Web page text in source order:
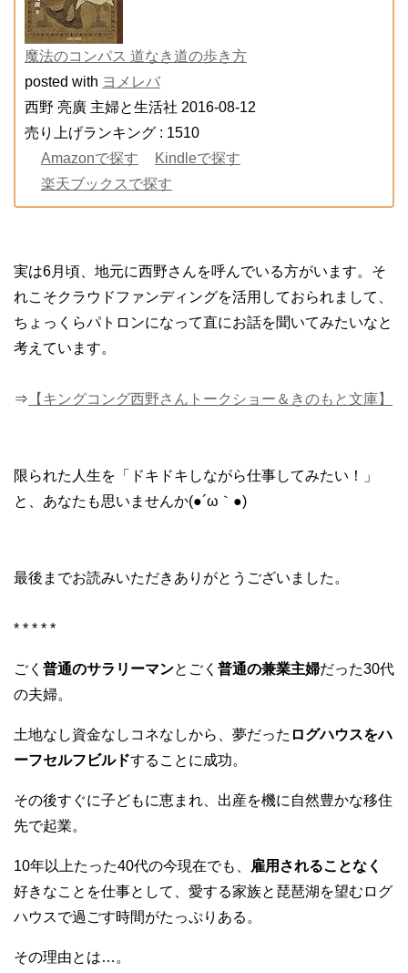
魔法のコンパス 道なき道の歩き方
posted with ヨメレバ
西野 亮廣 主婦と生活社 2016-08-12
売り上げランキング : 1510
Amazonで探す
Kindleで探す
楽天ブックスで探す
実は6月頃、地元に西野さんを呼んでいる方がいます。そ
れこそクラウドファンディングを活用しておられまして、
ちょっくらパトロンになって直にお話を聞いてみたいなと
考えています。
⇒ 【キングコング西野さんトークショー＆きのもと文庫】
限られた人生を「ドキドキしながら仕事してみたい！」
と、あなたも思いませんか(●´ω｀●)
最後までお読みいただきありがとうございました。
* * * * *
ごく 普通のサラリーマンとごく 普通の兼業主婦だった30代
の夫婦。
土地なし資金なしコネなしから、夢だった ログハウスをハ
ーフセルフビルドすることに成功。
その後すぐに子どもに恵まれ、出産を機に自然豊かな移住
先で起業。
10年以上たった40代の今現在でも、
雇用されることなく
好きなことを仕事として、愛する家族と琵琶湖を望むログ
ハウスで過ごす時間がたっぷりある。
その理由とは…。